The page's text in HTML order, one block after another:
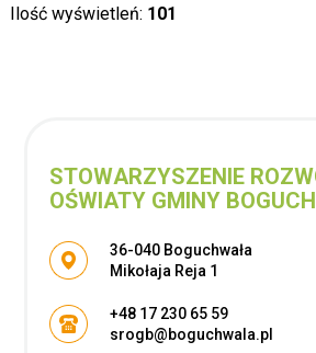
Ilość wyświetleń: 101
STOWARZYSZENIE
OŚWIATY GMINY
Adres pocztowy:
36-040 Boguchwała
Mikołaja Reja 1
+48 17 230 65 59
srogb@boguchwala.pl